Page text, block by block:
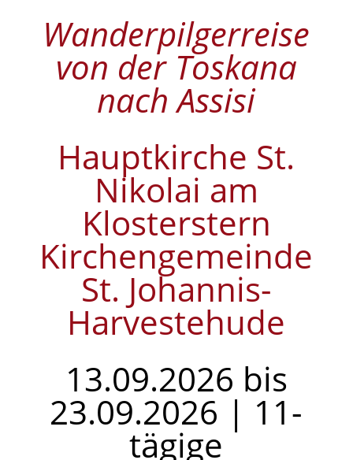
Wanderpilgerreise
von der Toskana
nach Assisi
Hauptkirche St.
Nikolai am
Klosterstern
Kirchengemeinde
St. Johannis-
Harvestehude
13.09.2026 bis
23.09.2026 | 11-
tägige